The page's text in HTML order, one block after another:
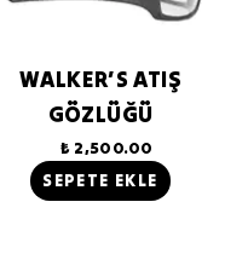
WALKER’S ATIŞ
GÖZLÜĞÜ
₺ 2,500.00
SEPETE EKLE